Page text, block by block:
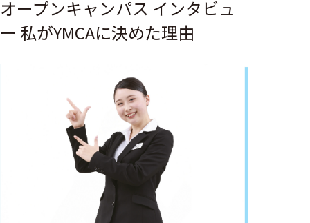
オープンキャンパス インタビュ
ー 私がYMCAに決めた理由